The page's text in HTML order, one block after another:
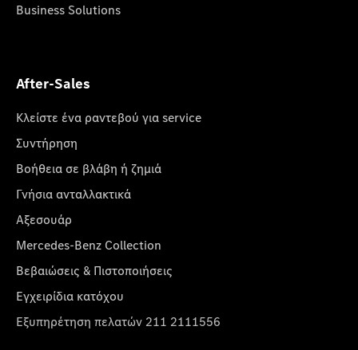
Business Solutions
After-Sales
Κλείστε ένα ραντεβού για service
Συντήρηση
Βοήθεια σε βλάβη ή ζημιά
Γνήσια ανταλλακτικά
Αξεσουάρ
Mercedes-Benz Collection
Βεβαιώσεις & Πιστοποιήσεις
Εγχειρίδια κατόχου
Εξυπηρέτηση πελατών 211 2111556